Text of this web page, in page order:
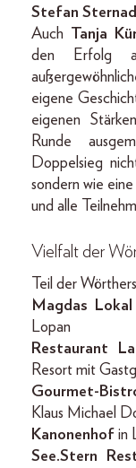
Stefan
Auch Tanja
den Erfolg
eigene
eigenen
Runde
Doppelsieg
sondern wie
und alle
Vielfalt der
Teil der
Magdas Lokal
Lopan
Restaurant
Resort mit
Gourmet-
Klaus Michael
Kanonenhof in
See.Stern